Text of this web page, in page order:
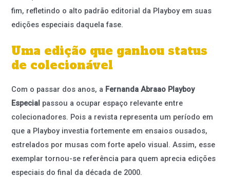
fim, refletindo o alto padrão editorial da Playboy em suas
edições especiais daquela fase.
Uma edição que ganhou status
de colecionável
Com o passar dos anos, a Fernanda Abraao Playboy
Especial passou a ocupar espaço relevante entre
colecionadores. Pois a revista representa um período em
que a Playboy investia fortemente em ensaios ousados,
estrelados por musas com forte apelo visual. Assim, esse
exemplar tornou-se referência para quem aprecia edições
especiais do final da década de 2000.